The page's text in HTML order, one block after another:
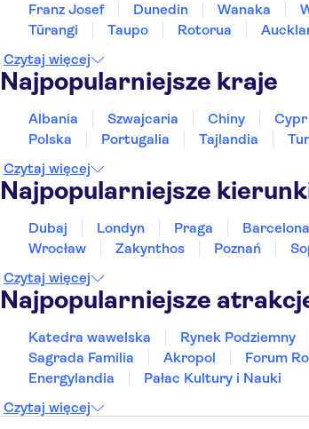
Franz Josef Dunedin Wanaka
Tūrangi
Taupo Rotorua
Czytaj więcej
Najpopularniejsze kraje
Albania Szwajcaria Chiny Cypr
Polska
Portugalia Tajlandia
Czytaj więcej
Najpopularniejsze
Dubaj Londyn Praga Barcelona
Wrocław
Zakynthos Poznań
Czytaj więcej
Najpopularniejsze
Katedra wawelska Rynek Podziemny
Sagrada Familia
Akropol Forum
Energylandia
Pałac Kultury i Nauki
Czytaj więcej